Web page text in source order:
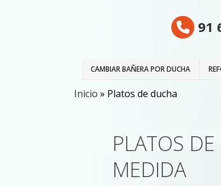
91
CAMBIAR BAÑERA POR DUCHA
Inicio » Platos de ducha
PLATOS
MEDIDA